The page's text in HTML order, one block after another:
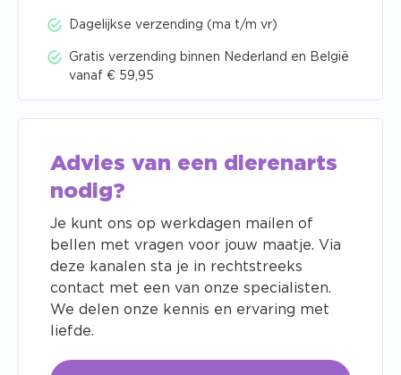
Dagelijkse verzending (ma t/m vr)
Gratis verzending binnen Nederland en België
vanaf € 59,95
Advies van een dierenarts
nodig?
Je kunt ons op werkdagen mailen of
bellen met vragen voor jouw maatje. Via
deze kanalen sta je in rechtstreeks
contact met een van onze specialisten.
We delen onze kennis en ervaring met
liefde.